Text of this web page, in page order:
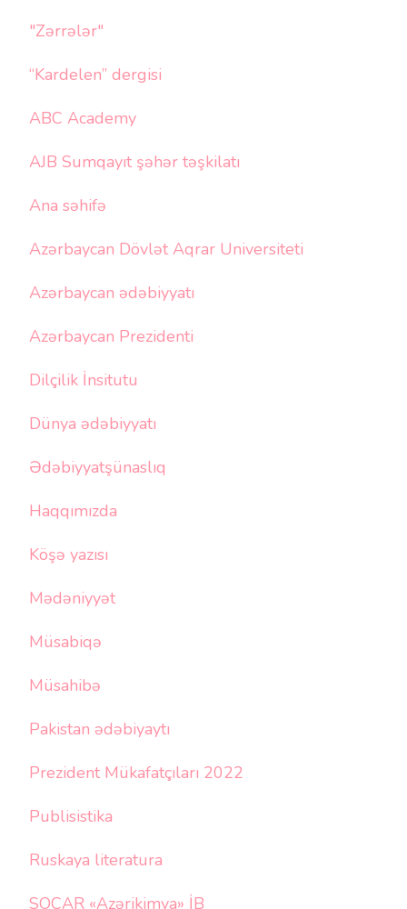
"Zərrələr"
“Kardelen” dergisi
ABC Academy
AJB Sumqayıt şəhər təşkilatı
Ana səhifə
Azərbaycan Dövlət Aqrar Universiteti
Azərbaycan ədəbiyyatı
Azərbaycan Prezidenti
Dilçilik İnsitutu
Dünya ədəbiyyatı
Ədəbiyyatşünaslıq
Haqqımızda
Köşə yazısı
Mədəniyyət
Müsabiqə
Müsahibə
Pakistan ədəbiyaytı
Prezident Mükafatçıları 2022
Publisistika
Ruskaya literatura
SOCAR «Azərikimya» İB